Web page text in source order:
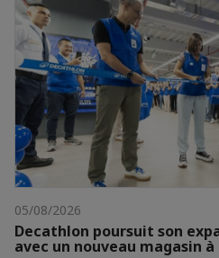
05/08/2026
Decathlon poursuit son
avec un nouveau magasin